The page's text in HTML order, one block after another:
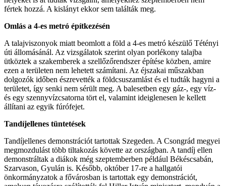
fértek hozzá. A kislányt ekkor sem találták meg.
Omlás a 4-es metró építkezésén
A talajviszonyok miatt beomlott a föld a 4-es metró készülő Tétényi
úti állomásánál. Az vizsgálatok szerint olyan porlékony talajba
ütköztek a szakemberek a szellőzőrendszer építése közben, amire
ezen a területen nem lehetett számítani. Az éjszakai műszakban
dolgozók időben észrevették a földcsuszamlást és el tudták hagyni a
területet, így senki nem sérült meg. A balesetben egy gáz-, egy víz-
és egy szennyvízcsatorna tört el, valamint ideiglenesen le kellett
állítani az egyik fúrófejet.
Tandíjellenes tüntetések
Tandíjellenes demonstrációt tartottak Szegeden. A Csongrád megyei
megmozdulást több tiltakozás követte az országban. A tandíj ellen
demonstráltak a diákok még szeptemberben például Békéscsabán,
Szarvason, Gyulán is. Később, október 17-re a hallgatói
önkormányzatok a fővárosban is tartottak egy demonstrációt,